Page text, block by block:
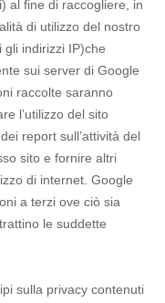
al fine di raccogliere, in
di utilizzo del nostro
indirizzi IP)che
sui server di Google
raccolte saranno
l’utilizzo del sito
report sull’attività del
sito e fornire altri
di internet. Google
a terzi ove ciò sia
le suddette
sulla privacy contenuti